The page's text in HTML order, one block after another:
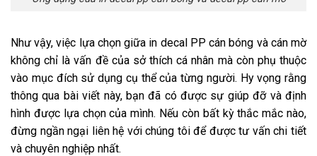
Như vậy, việc lựa chọn giữa in decal PP cán bóng và cán mờ
không chỉ là vấn đề của sở thích cá nhân mà còn phụ thuộc
vào mục đích sử dụng cụ thể của từng người. Hy vọng rằng
thông qua bài viết này, bạn đã có được sự giúp đỡ và định
hình được lựa chọn của mình. Nếu còn bất kỳ thắc mắc nào,
đừng ngần ngại liên hệ với chúng tôi để được tư vấn chi tiết
và chuyên nghiệp nhất.